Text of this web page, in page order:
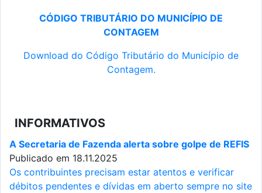
CÓDIGO TRIBUTÁRIO DO MUNICÍPIO DE
CONTAGEM
Download do Código Tributário do Município de
Contagem.
INFORMATIVOS
A Secretaria de Fazenda alerta sobre golpe de REFIS
Publicado em 18.11.2025
Os contribuintes precisam estar atentos e verificar
débitos pendentes e dívidas em aberto sempre no site